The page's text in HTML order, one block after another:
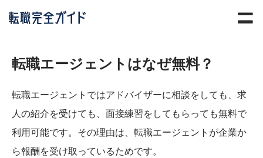
転職エージェントはなぜ無料？
転職エージェントではアドバイザーに相談をしても、求
人の紹介を受けても、面接練習をしてもらっても無料で
利用可能です。その理由は、転職エージェントが企業か
ら報酬を受け取っているためです。